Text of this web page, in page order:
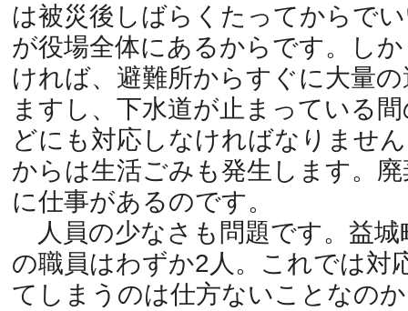
は被災後しばらくたってからで
が役場全体にあるからです。し
ければ、避難所からすぐに大量
ますし、下水道が止まっている
どにも対応しなければなりませ
からは生活ごみも発生します。
に仕事があるのです。
人員の少なさも問題です。益城
の職員はわずか2人。これでは対
てしまうのは仕方ないことなの